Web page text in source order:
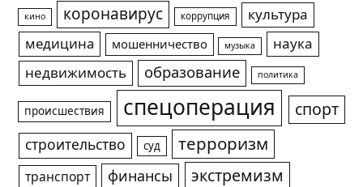
кино коронавирус коррупция
культура
медицина
мошенничество музыка
наука
недвижимость
образование политика
происшествия спецоперация спорт
строительство суд терроризм
транспорт финансы экстремизм